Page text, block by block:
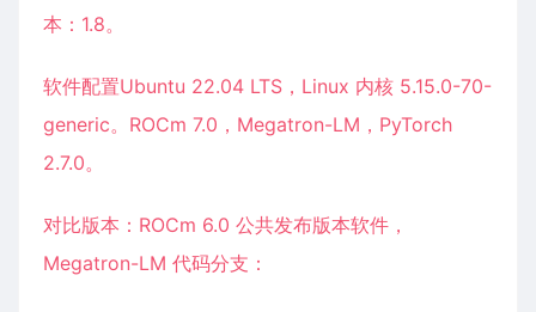
本：1.8。
软件配置Ubuntu 22.04 LTS，Linux 内核 5.15.0-70-
generic。ROCm 7.0，Megatron-LM，PyTorch
2.7.0。
对比版本：ROCm 6.0 公共发布版本软件，
Megatron-LM 代码分支：